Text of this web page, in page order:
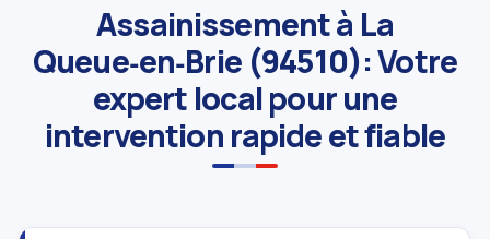
Assainissement à La
Queue‑en‑Brie (94510): Votre
expert local pour une
intervention rapide et fiable